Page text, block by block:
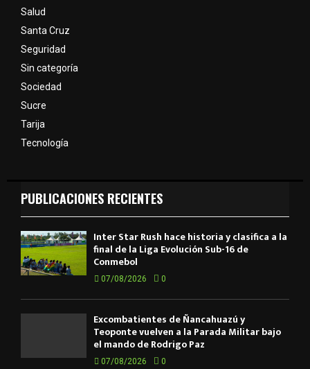
Salud
Santa Cruz
Seguridad
Sin categoría
Sociedad
Sucre
Tarija
Tecnología
PUBLICACIONES RECIENTES
Inter Star Rush hace historia y clasifica a la
final de la Liga Evolución Sub-16 de
Conmebol
07/08/2026 0
Excombatientes de Ñancahuazú y
Teoponte vuelven a la Parada Militar bajo
el mando de Rodrigo Paz
07/08/2026 0